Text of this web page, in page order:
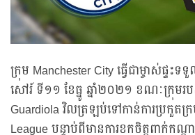
ក្រុម Manchester City ធ្វើជាម្ចាស់ផ្ទះទ
សៅរ៍ ទី១១ ខែធ្នូ ឆ្នាំ២០២១ ខណៈក្រុម
Guardiola វិលត្រឡប់ទៅកាន់ការប្រកួតក្
League បន្ទាប់ពីមានការខកចិត្តពាក់កណ្